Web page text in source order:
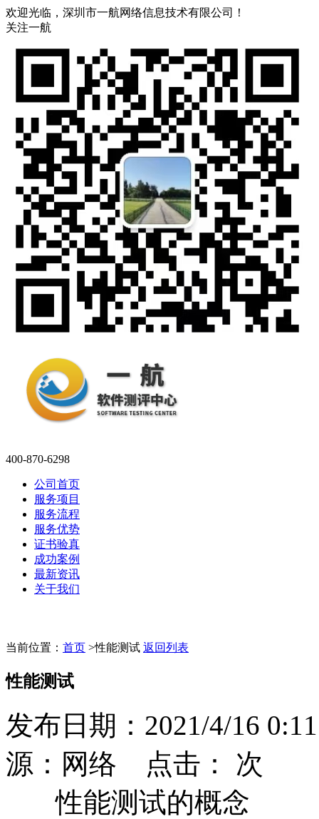
欢迎光临，深圳市一航网络信息技术有限公司！
关注一航
400-870-6298
公司首页
服务项目
服务流程
服务优势
证书验真
成功案例
最新资讯
关于我们
当前位置： 首页 >性能测试 返回列表
性能测试
发布日期：2021/4/16
源：网络 点击： 次
性能测试的概念